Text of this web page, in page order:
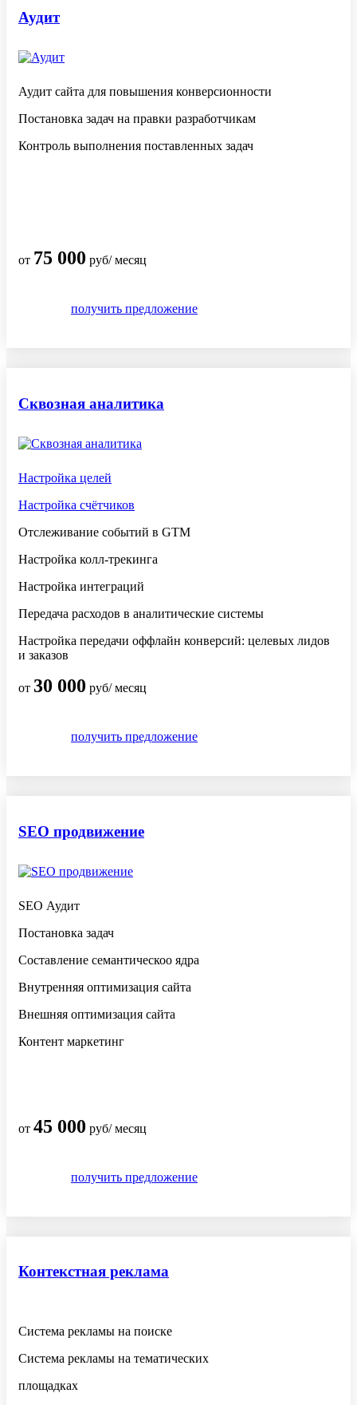
Аудит
Аудит сайта для повышения конверсионности
Постановка задач на правки разработчикам
Контроль выполнения поставленных задач
от 75 000 руб/ месяц
получить предложение
Сквозная аналитика
Настройка целей
Настройка счётчиков
Отслеживание событий в GTM
Настройка колл-трекинга
Настройка интеграций
Передача расходов в аналитические системы
Настройка передачи оффлайн конверсий: целевых лидов
и заказов
от 30 000 руб/ месяц
получить предложение
SEO продвижение
SEO Аудит
Постановка задач
Составление семантическоо ядра
Внутренняя оптимизация сайта
Внешняя оптимизация сайта
Контент маркетинг
от 45 000 руб/ месяц
получить предложение
Контекстная реклама
Система рекламы на поиске
Система рекламы на тематических
площадках